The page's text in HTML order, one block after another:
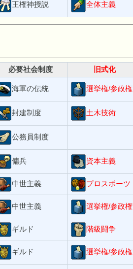
王権神授説 全体主義
必要社会制度
旧式化
海軍の伝統 選挙権/参政権
封建制度 土木技術
公務員制度
傭兵 資本主義
中世主義 プロスポーツ
中世主義 選挙権/参政権
ギルド 階級闘争
ギルド 選挙権/参政権